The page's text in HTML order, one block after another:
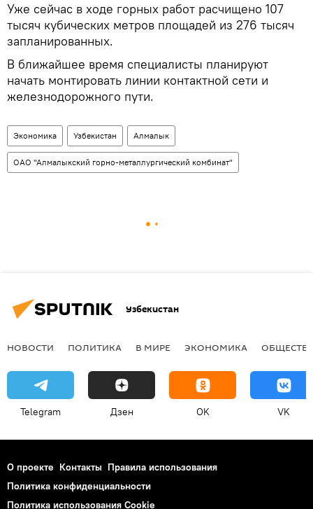
Уже сейчас в ходе горных работ расчищено 107
тысяч кубических метров площадей из 276 тысяч
запланированных.
В ближайшее время специалисты планируют
начать монтировать линии контактной сети и
железнодорожного пути.
Экономика Узбекистан Алмалык
ОАО "Алмалыкский горно-металлургический комбинат"
Узбекистан
НОВОСТИ ПОЛИТИКА В МИРЕ ЭКОНОМИКА
Telegram Дзен OK VK
О проекте Контакты Правила использования
Политика конфиденциальности
Политика использования Cookie